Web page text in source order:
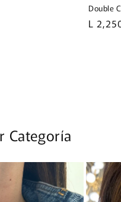
Double
Precio
L
Categoría